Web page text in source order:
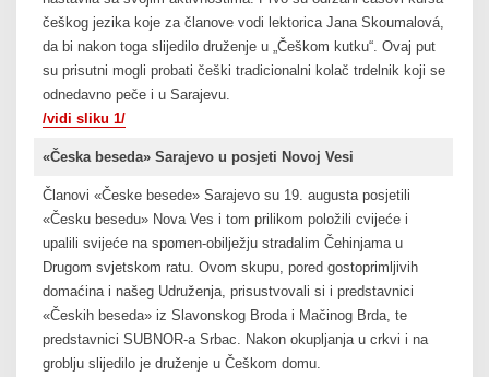
češkog jezika koje za članove vodi lektorica Jana Skoumalová,
da bi nakon toga slijedilo druženje u „Češkom kutku“. Ovaj put
su prisutni mogli probati češki tradicionalni kolač trdelnik koji se
odnedavno peče i u Sarajevu.
/vidi sliku 1/
«Česka beseda» Sarajevo u posjeti Novoj Vesi
Članovi «Česke besede» Sarajevo su 19. augusta posjetili
«Česku besedu» Nova Ves i tom prilikom položili cvijeće i
upalili svijeće na spomen-obilježju stradalim Čehinjama u
Drugom svjetskom ratu. Ovom skupu, pored gostoprimljivih
domaćina i našeg Udruženja, prisustvovali si i predstavnici
«Českih beseda» iz Slavonskog Broda i Mačinog Brda, te
predstavnici SUBNOR-a Srbac. Nakon okupljanja u crkvi i na
groblju slijedilo je druženje u Češkom domu.